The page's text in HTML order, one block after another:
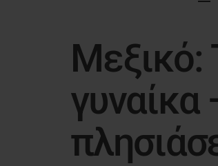
Μεξικό: